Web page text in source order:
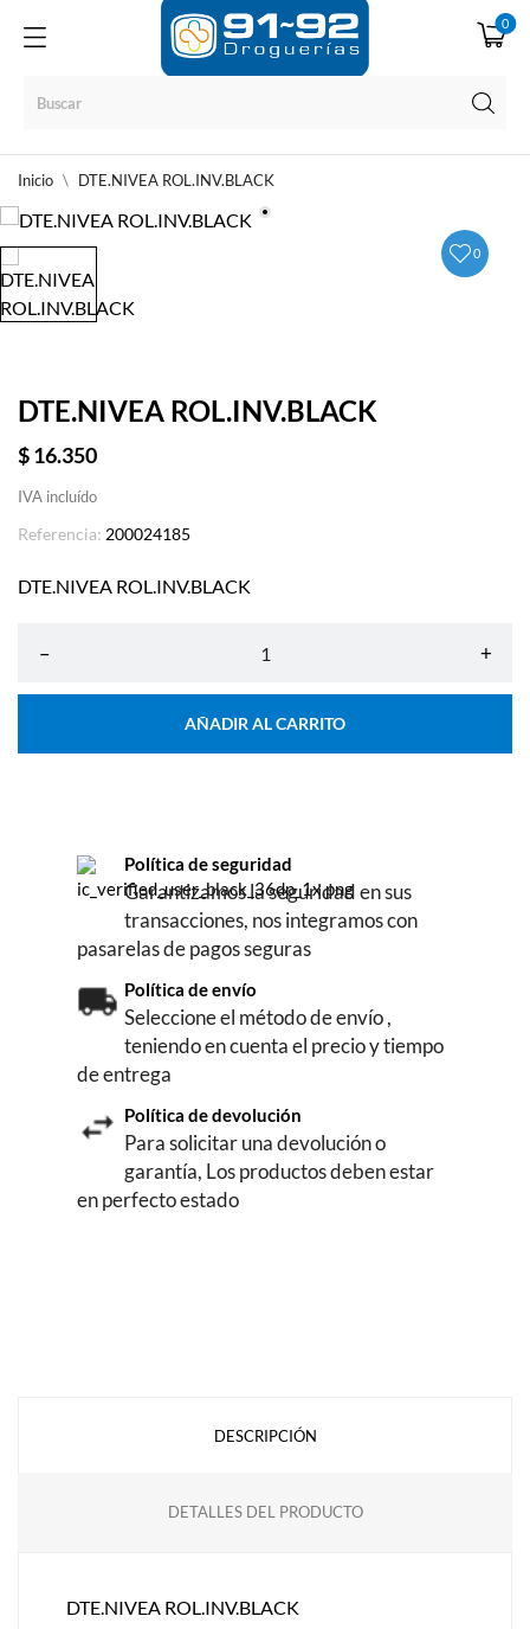
0
Inicio DTE.NIVEA ROL.INV.BLACK
0
DTE.NIVEA ROL.INV.BLACK
$ 16.350
IVA incluído
Referencia: 200024185
DTE.NIVEA ROL.INV.BLACK
– +
AÑADIR AL CARRITO
Política de seguridad
Garantizamos la seguridad en sus
transacciones, nos integramos con
pasarelas de pagos seguras
Política de envío
Seleccione el método de envío ,
teniendo en cuenta el precio y tiempo
de entrega
Política de devolución
Para solicitar una devolución o
garantía, Los productos deben estar
en perfecto estado
DESCRIPCIÓN
DETALLES DEL PRODUCTO
DTE.NIVEA ROL.INV.BLACK